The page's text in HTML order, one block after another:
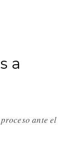
a
ante el